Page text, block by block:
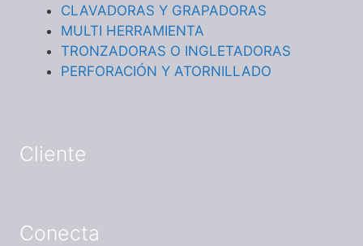
CLAVADORAS Y GRAPADORAS
MULTI HERRAMIENTA
TRONZADORAS O INGLETADORAS
PERFORACIÓN Y ATORNILLADO
Cliente
Conecta